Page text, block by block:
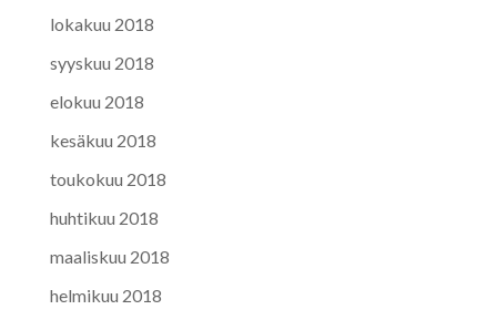
lokakuu 2018
syyskuu 2018
elokuu 2018
kesäkuu 2018
toukokuu 2018
huhtikuu 2018
maaliskuu 2018
helmikuu 2018